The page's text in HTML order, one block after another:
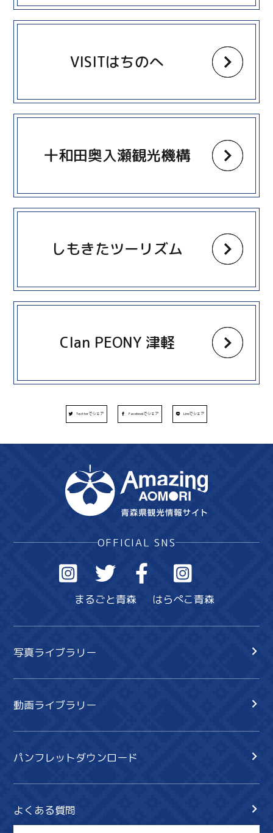
VISITはちのへ
more
十和田奥入瀬観光機構
more
しもきたツーリズム
more
Clan PEONY 津軽
more
Twitterでシェア Facebookでシェア Lineでシェア
OFFICIAL SNS
まるごと青森 はらぺこ青森
写真ライブラリー
動画ライブラリー
パンフレットダウンロード
よくある質問